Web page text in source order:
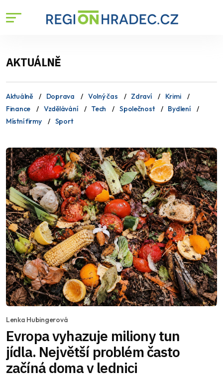
AKTUÁLNĚ
Aktuálně Doprava Volný čas Zdraví
Krimi
Finance
Vzdělávání Tech Společnost
Bydlení
Místní firmy
Sport
Lenka Hubingerová
Evropa vyhazuje miliony tun
jídla. Největší problém často
začíná doma v lednici